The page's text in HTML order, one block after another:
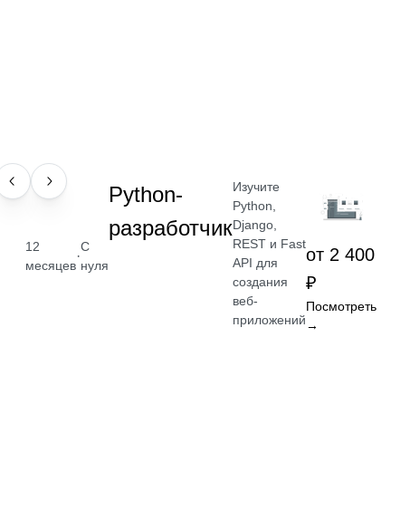
ПРОФЕССИЯ
12
месяцев
·
С
нуля
Python-
разработчик
Изучите
Python,
Django,
REST и Fast
API для
создания
веб-
приложений
от 2 400
₽
Посмотреть
→